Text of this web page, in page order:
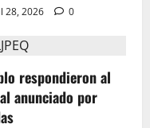
28, 2026
0
respondieron al
anunciado por